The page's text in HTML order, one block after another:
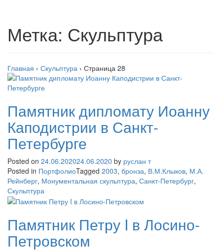
Метка: Скульптура
Главная › Скульптура › Страница 28
Памятник дипломату Иоанну
Каподистрии в Санкт-
Петербурге
Posted on 24.06.202024.06.2020 by руслан т
Posted in ПортфолиоTagged 2003, бронза, В.М.Клыков, М.А.
Рейнберг, Монументальная скульптура, Санкт-Петербург,
Скульптура
Памятник Петру I в Лосино-
Петровском